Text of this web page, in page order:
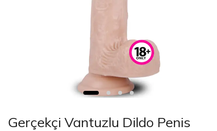
Gerçekçi Vantuzlu Dildo Penis